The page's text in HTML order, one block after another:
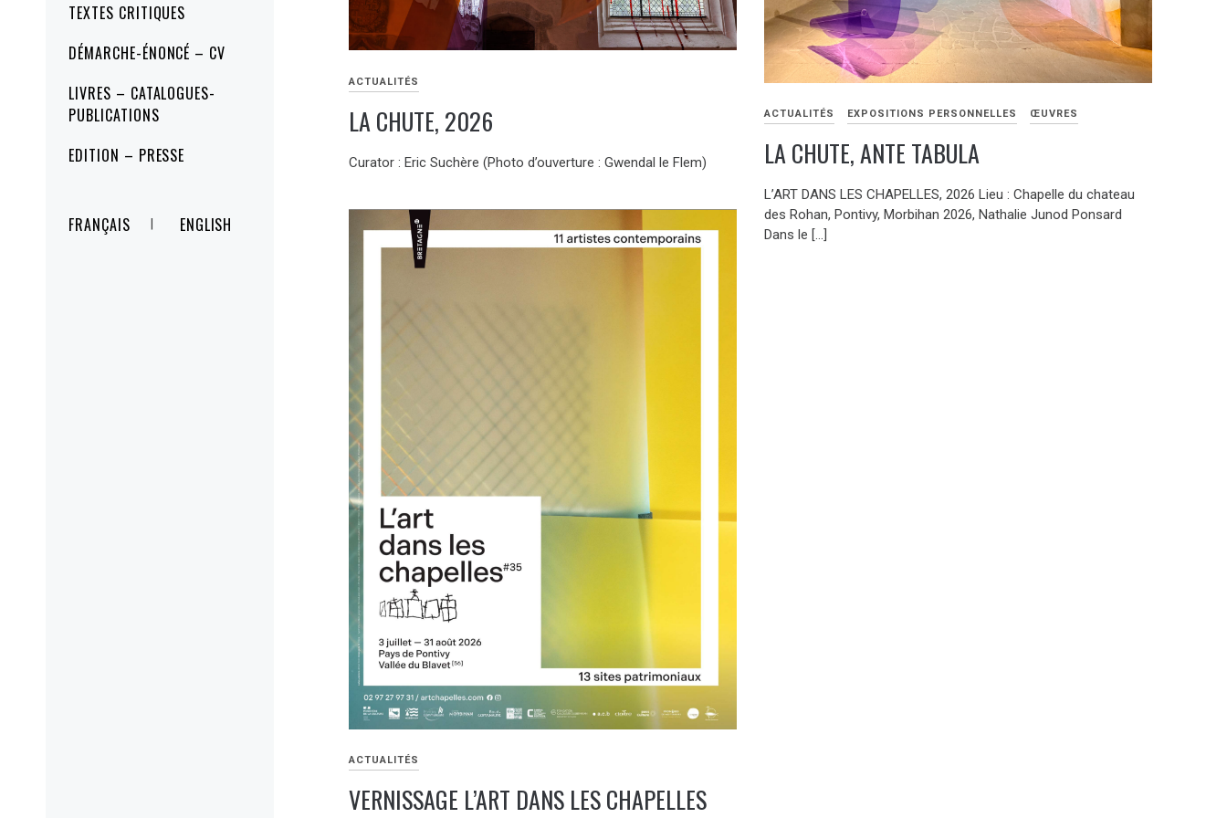
TEXTES CRITIQUES
DÉMARCHE-ÉNONCÉ – CV
LIVRES – CATALOGUES-
PUBLICATIONS
EDITION – PRESSE
FRANÇAIS ENGLISH
ACTUALITÉS
LA CHUTE, 2026
Curator : Eric Suchère (Photo d’ouverture : Gwendal le Flem)
ACTUALITÉS EXPOSITIONS PERSONNELLES ŒUVRES
LA CHUTE, ANTE TABULA
L’ART DANS LES CHAPELLES, 2026 Lieu : Chapelle du chateau
des Rohan, Pontivy, Morbihan 2026, Nathalie Junod Ponsard
Dans le […]
ACTUALITÉS
VERNISSAGE L’ART DANS LES CHAPELLES